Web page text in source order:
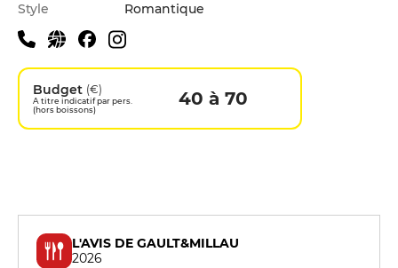
Style
Romantique
Budget (€)
A titre indicatif par pers.
(hors boissons)
40 à 70
L'AVIS DE GAULT&MILLAU
2026